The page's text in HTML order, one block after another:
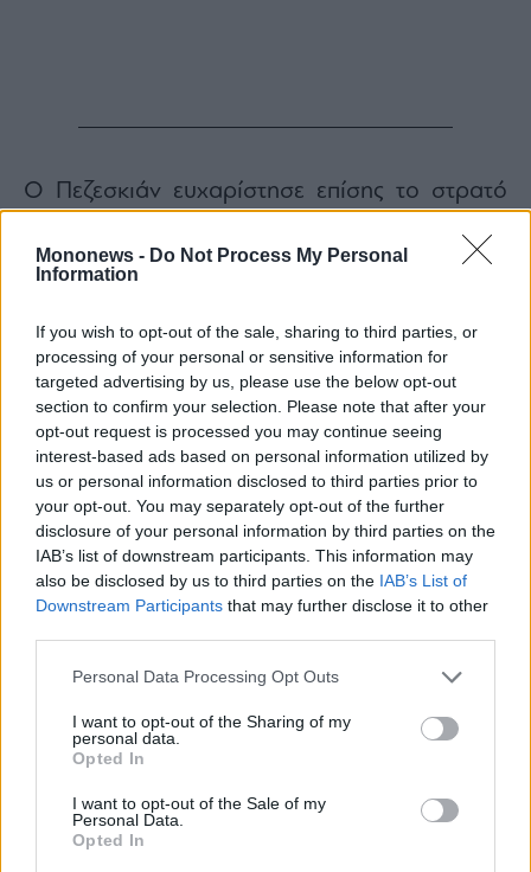
Mononews - Do Not Process My Personal
Information
If you wish to opt-out of the sale, sharing to third parties, or
processing of your personal or sensitive information for
targeted advertising by us, please use the below opt-out
section to confirm your selection. Please note that after your
opt-out request is processed you may continue seeing
interest-based ads based on personal information utilized by
us or personal information disclosed to third parties prior to
your opt-out. You may separately opt-out of the further
disclosure of your personal information by third parties on the
IAB’s list of downstream participants. This information may
also be disclosed by us to third parties on the IAB’s List of
Downstream Participants that may further disclose it to other
Personal Data Processing Opt Outs
I want to opt-out of the Sharing of my
personal data.
Opted In
I want to opt-out of the Sale of my
Personal Data.
Opted In
Ο Πεζεσκιάν ευχαρίστησε επίσης το στρατό
καθήκοντα και την αποφυγή πολιτικών και
επαγγελματική, υπεύθυνη προσέγγιση –
βασισμένη στα εθνικά συμφέροντα –
θεωρείται πολύτιμο περιουσιακό στοιχείο για
τη χώρα και το σύστημα».
Διαβάστε επίσης:
Μπλόκο στον διαγωνισμό για τις έξυπνες
κάμερες ύψους 88 εκατ. ευρώ
Καρυστιανού: Πρέπει να σταματήσουμε να
έχουμε Τέμπη στη ζωή μας